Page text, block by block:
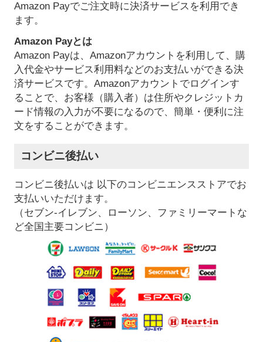
Amazon Payでご注文時に決済サービスを利用でき
ます。
Amazon Payとは
Amazon Payは、Amazonアカウントを利用して、購
入代金やサービス利用料などのお支払いができる決
済サービスです。Amazonアカウントでログインす
ることで、お客様（購入者）は住所やクレジットカ
ード情報の入力が不要になるので、簡単・便利に注
文をすることができます。
コンビニ後払い
コンビニ後払いは 以下のコンビニエンスストアでお
支払いいただけます。
（セブン-イレブン、ローソン、ファミリーマートな
ど全国主要コンビニ）